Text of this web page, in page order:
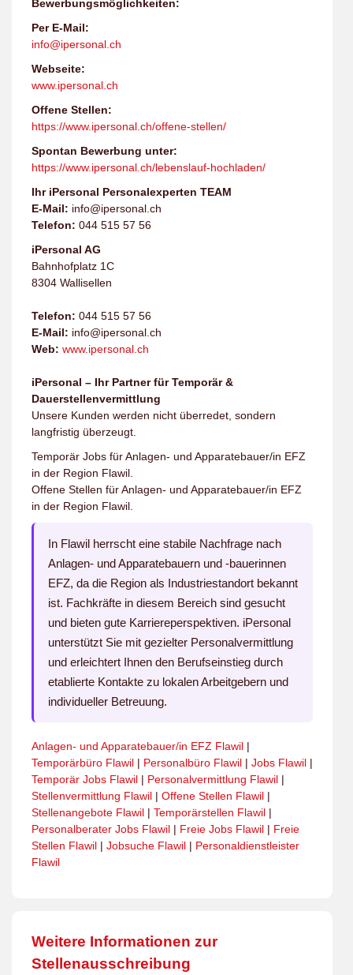
Bewerbungsmöglichkeiten:
Per E-Mail:
info@ipersonal.ch
Webseite:
www.ipersonal.ch
Offene Stellen:
https://www.ipersonal.ch/offene-stellen/
Spontan Bewerbung unter:
https://www.ipersonal.ch/lebenslauf-hochladen/
Ihr iPersonal Personalexperten TEAM
E-Mail: info@ipersonal.ch
Telefon: 044 515 57 56
iPersonal AG
Bahnhofplatz 1C
8304 Wallisellen
Telefon: 044 515 57 56
E-Mail: info@ipersonal.ch
Web: www.ipersonal.ch
iPersonal – Ihr Partner für Temporär &
Dauerstellenvermittlung
Unsere Kunden werden nicht überredet, sondern
langfristig überzeugt.
Temporär Jobs für Anlagen- und Apparatebauer/in EFZ
in der Region Flawil.
Offene Stellen für Anlagen- und Apparatebauer/in EFZ
in der Region Flawil.
In Flawil herrscht eine stabile Nachfrage nach
Anlagen- und Apparatebauern und -bauerinnen
EFZ, da die Region als Industriestandort bekannt
ist. Fachkräfte in diesem Bereich sind gesucht
und bieten gute Karriereperspektiven. iPersonal
unterstützt Sie mit gezielter Personalvermittlung
und erleichtert Ihnen den Berufseinstieg durch
etablierte Kontakte zu lokalen Arbeitgebern und
individueller Betreuung.
Anlagen- und Apparatebauer/in EFZ Flawil |
Temporärbüro Flawil | Personalbüro Flawil | Jobs Flawil |
Temporär Jobs Flawil | Personalvermittlung Flawil |
Stellenvermittlung Flawil | Offene Stellen Flawil |
Stellenangebote Flawil | Temporärstellen Flawil |
Personalberater Jobs Flawil | Freie Jobs Flawil | Freie
Stellen Flawil | Jobsuche Flawil | Personaldienstleister
Flawil
Weitere Informationen zur
Stellenausschreibung